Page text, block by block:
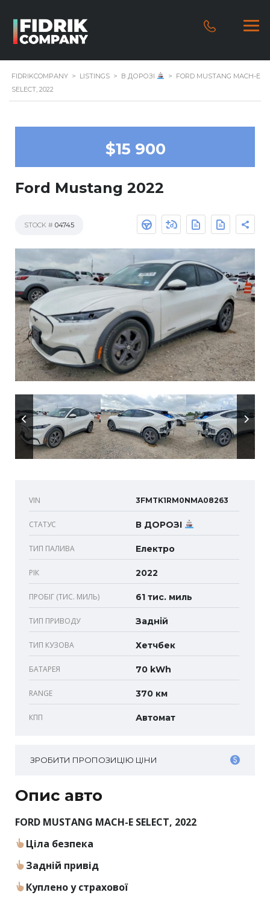
FIDRIKCOMPANY > LISTINGS > В ДОРОЗІ > FORD MUSTANG MACH-E
SELECT, 2022
$15 900
Ford Mustang 2022
STOCK # 04745
VIN 3FMTK1RM0NMA08263
СТАТУС В ДОРОЗІ
ТИП ПАЛИВА Електро
РІК 2022
ПРОБІГ (ТИС. МИЛЬ) 61 тис. миль
ТИП ПРИВОДУ Задній
ТИП КУЗОВА Хетчбек
БАТАРЕЯ 70 kWh
RANGE 370 км
КПП Автомат
ЗРОБИТИ ПРОПОЗИЦІЮ ЦІНИ
Опис авто
FORD MUSTANG MACH-E SELECT, 2022
Ціла безпека
Задній привід
Куплено у страхової